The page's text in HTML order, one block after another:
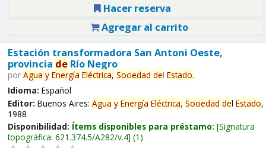
Hacer reserva
Agregar al carrito
Estación transformadora San Antoni Oeste,
provincia deRío Negro
por Agua y Energía Eléctrica, Sociedad del Estado.
Idioma: Español
Editor: Buenos Aires: Agua y Energía Eléctrica, Sociedad del Estado,
1988
Disponibilidad: Ítems disponibles para préstamo: Signatura
topográfica: 621.374.5/A282/v.4 (1).